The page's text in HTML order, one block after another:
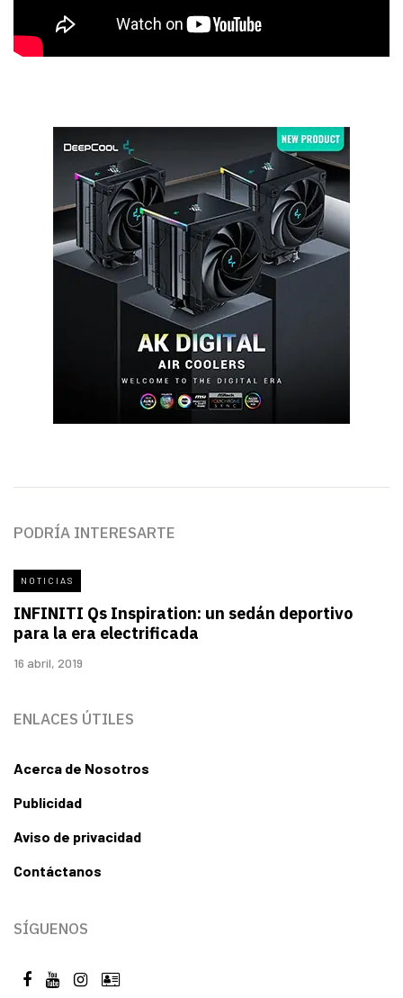
PODRÍA INTERESARTE
NOTICIAS
INFINITI Qs Inspiration: un sedán deportivo
para la era electrificada
16 abril, 2019
ENLACES ÚTILES
Acerca de Nosotros
Publicidad
Aviso de privacidad
Contáctanos
SÍGUENOS